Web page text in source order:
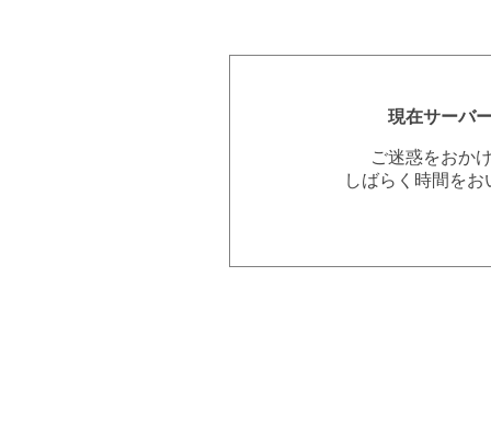
現在サーバ
ご迷惑をおか
しばらく時間を